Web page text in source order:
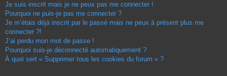
Je suis inscrit mais je ne peux pas me connecter !
Pourquoi ne puis-je pas me connecter ?
Je m’étais déjà inscrit par le passé mais ne peux à présent plus me
connecter ?!
J’ai perdu mon mot de passe !
Pourquoi suis-je déconnecté automatiquement ?
À quoi sert « Supprimer tous les cookies du forum » ?